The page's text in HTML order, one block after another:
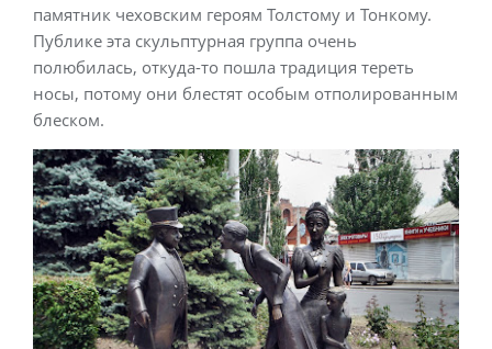
памятник чеховским героям Толстому и Тонкому.
Публике эта скульптурная группа очень
полюбилась, откуда-то пошла традиция тереть
носы, потому они блестят особым отполированным
блеском.